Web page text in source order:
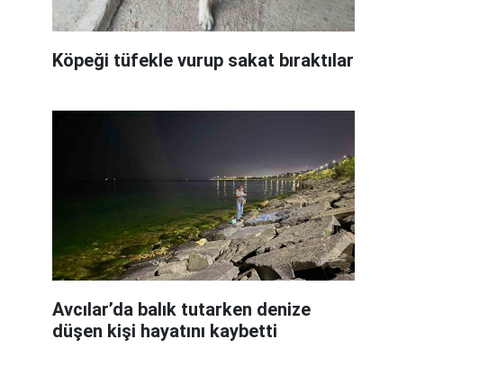
Köpeği tüfekle vurup sakat bıraktılar
Avcılar’da balık tutarken denize
düşen kişi hayatını kaybetti